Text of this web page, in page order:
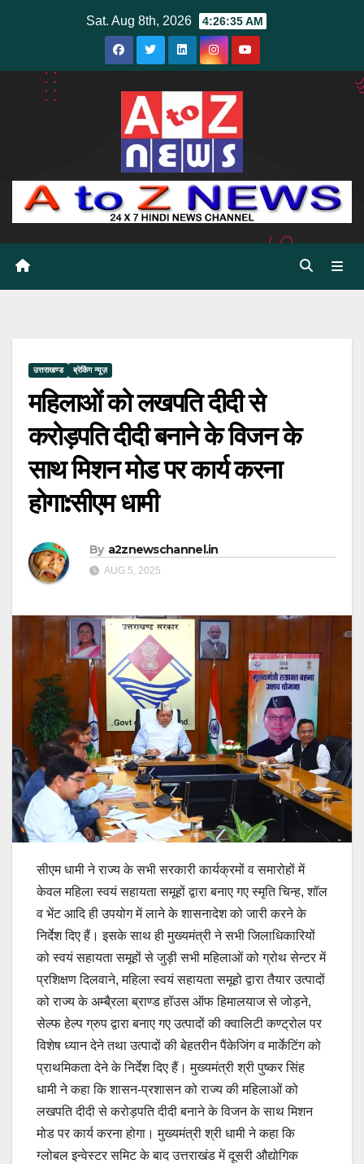
Sat. Aug 8th, 2026 4:26:36 AM
उत्तराखण्ड ब्रेकिंग न्यूज़
महिलाओं को लखपति दीदी से
करोड़पति दीदी बनाने के विजन के
साथ मिशन मोड पर कार्य करना
होगा:सीएम धामी
By a2znewschannel.in
AUG 5, 2025
सीएम धामी ने राज्य के सभी सरकारी कार्यक्रमों व समारोहों में
केवल महिला स्वयं सहायता समूहों द्वारा बनाए गए स्मृति चिन्ह, शॉल
व भेंट आदि ही उपयोग में लाने के शासनादेश को जारी करने के
निर्देश दिए हैं। इसके साथ ही मुख्यमंत्री ने सभी जिलाधिकारियों
को स्वयं सहायता समूहों से जुड़ी सभी महिलाओं को ग्रोथ सेन्टर में
प्रशिक्षण दिलवाने, महिला स्वयं सहायता समूहो द्वारा तैयार उत्पादों
को राज्य के अम्बै्रला ब्राण्ड हॉउस ऑफ हिमालयाज से जोड़ने,
सेल्फ हेल्प ग्रुप द्वारा बनाए गए उत्पादों की क्वालिटी कण्ट्रोल पर
विशेष ध्यान देने तथा उत्पादों की बेहतरीन पैंकेजिंग व मार्केटिंग को
प्राथमिकता देने के निर्देश दिए हैं। मुख्यमंत्री श्री पुष्कर सिंह
धामी ने कहा कि शासन-प्रशासन को राज्य की महिलाओं को
लखपति दीदी से करोड़पति दीदी बनाने के विजन के साथ मिशन
मोड पर कार्य करना होगा। मुख्यमंत्री श्री धामी ने कहा कि
ग्लोबल इन्वेस्टर समिट के बाद उत्तराखंड में दूसरी औद्योगिक